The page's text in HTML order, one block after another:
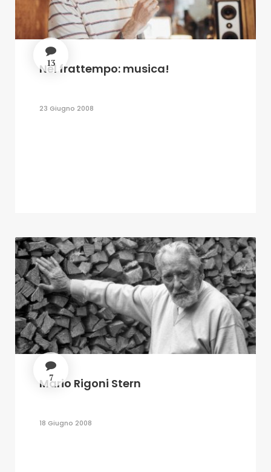
13
Nel frattempo: musica!
23 Giugno 2008
7
Mario Rigoni Stern
18 Giugno 2008